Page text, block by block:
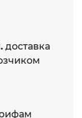
доставка